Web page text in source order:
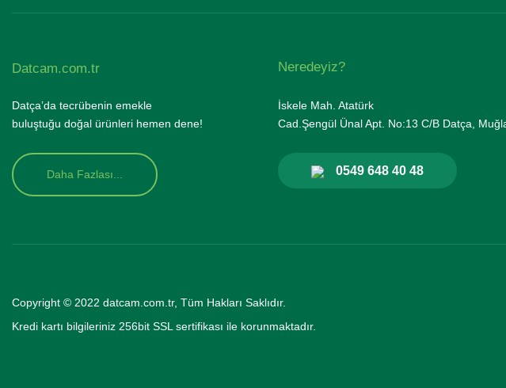
Datcam.com.tr
Datça’da tecrübenin emekle
buluştuğu doğal ürünleri hemen dene!
Daha Fazlası...
Neredeyiz?
İskele Mah. Atatürk
Cad.Şengül Ünal Apt. No:13 C/B Datça,
0549 648 40 48
Copyright © 2022 datcam.com.tr, Tüm Hakları Saklıdır.
Kredi kartı bilgileriniz 256bit SSL sertifikası ile